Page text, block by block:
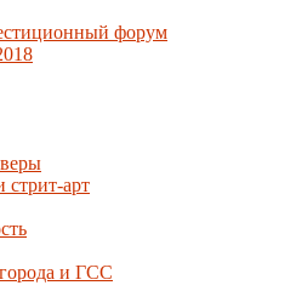
форум
стрит-арт
и ГСС